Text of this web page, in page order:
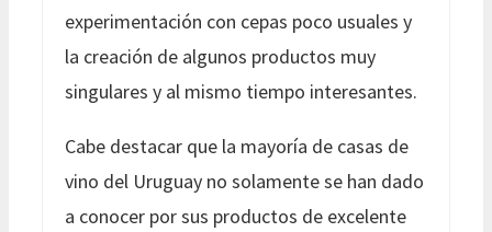
experimentación con cepas poco usuales y
la creación de algunos productos muy
singulares y al mismo tiempo interesantes.
Cabe destacar que la mayoría de casas de
vino del Uruguay no solamente se han dado
a conocer por sus productos de excelente